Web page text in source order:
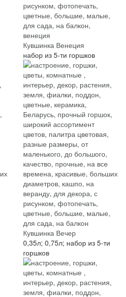
Кувшинка Венеция
набор из 5-ти горшков
Кувшинка Вечер
0,35л; 0,75л; набор из 5-ти
горшков